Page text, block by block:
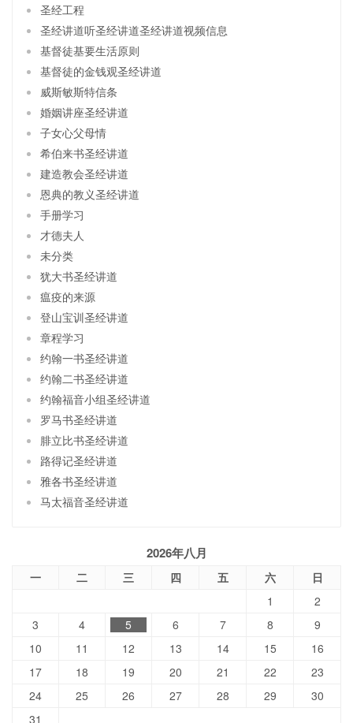
圣经工程
圣经讲道听圣经讲道圣经讲道视频信息
基督徒基要生活原则
基督徒的金钱观圣经讲道
威斯敏斯特信条
婚姻讲座圣经讲道
子女心父母情
希伯来书圣经讲道
建造教会圣经讲道
恩典的教义圣经讲道
手册学习
才德夫人
未分类
犹大书圣经讲道
瘟疫的来源
登山宝训圣经讲道
章程学习
约翰一书圣经讲道
约翰二书圣经讲道
约翰福音小组圣经讲道
罗马书圣经讲道
腓立比书圣经讲道
路得记圣经讲道
雅各书圣经讲道
马太福音圣经讲道
2026年八月
一 二 三 四 五 六
日
1
2
3
4 5 6 7 8
9
10
11 12 13 14 15
16
17
18 19 20 21 22
23
24
25 26 27 28 29
30
31